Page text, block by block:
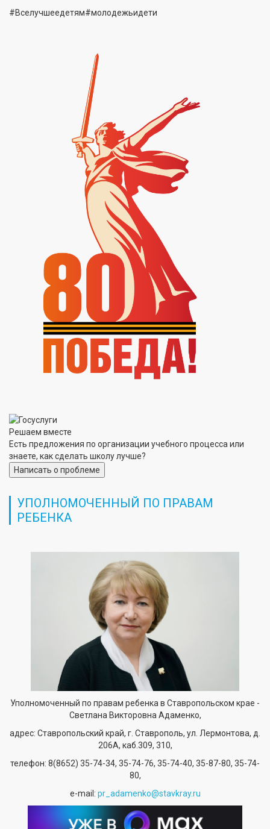
#Вселучшеедетям#молодежьидети
Решаем вместе
Есть предложения по организации учебного процесса или
знаете, как сделать школу лучше?
Написать о проблеме
УПОЛНОМОЧЕННЫЙ ПО ПРАВАМ
РЕБЕНКА
Уполномоченный по правам ребенка в Ставропольском крае -
Светлана Викторовна Адаменко,
адрес: Ставропольский край, г. Ставрополь, ул. Лермонтова, д.
206А, каб.309, 310,
телефон: 8(8652) 35-74-34, 35-74-76, 35-74-40, 35-87-80, 35-74-
80,
е-mail: pr_adamenko@stavkray.ru